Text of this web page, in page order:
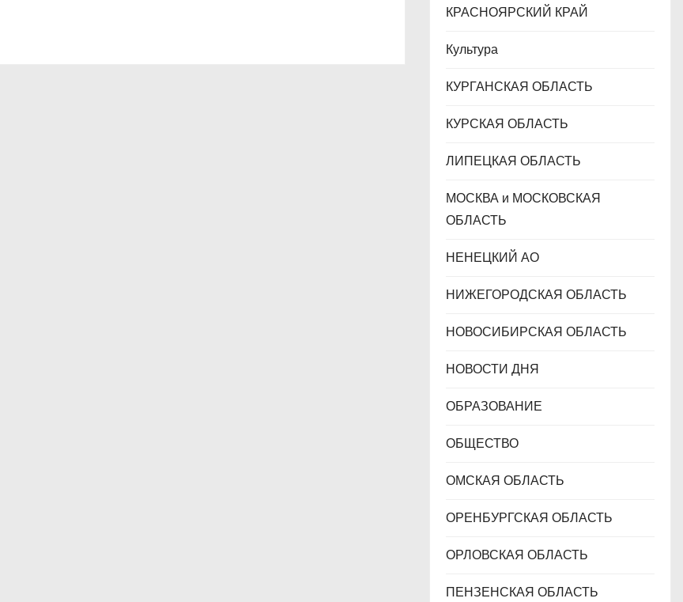
КРАСНОЯРСКИЙ КРАЙ
Культура
КУРГАНСКАЯ ОБЛАСТЬ
КУРСКАЯ ОБЛАСТЬ
ЛИПЕЦКАЯ ОБЛАСТЬ
МОСКВА и МОСКОВСКАЯ
ОБЛАСТЬ
НЕНЕЦКИЙ АО
НИЖЕГОРОДСКАЯ ОБЛАСТЬ
НОВОСИБИРСКАЯ ОБЛАСТЬ
НОВОСТИ ДНЯ
ОБРАЗОВАНИЕ
ОБЩЕСТВО
ОМСКАЯ ОБЛАСТЬ
ОРЕНБУРГСКАЯ ОБЛАСТЬ
ОРЛОВСКАЯ ОБЛАСТЬ
ПЕНЗЕНСКАЯ ОБЛАСТЬ